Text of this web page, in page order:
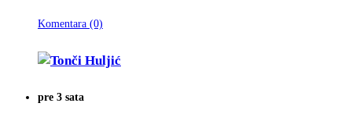
Komentara (0)
pre 3 sata